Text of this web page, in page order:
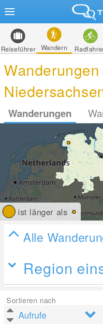
Reiseführer Wandern
Wanderungen
Wanderungen
ist länger als
Alle
Region
Sortieren nach